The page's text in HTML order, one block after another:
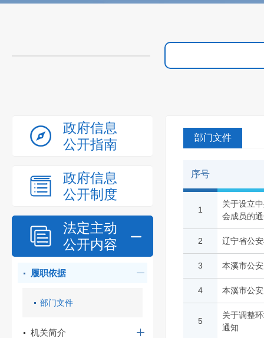
政府信息
公开指南
政府信息
公开制度
法定主动
公开内容
履职依据
部门文件
机关简介
部门文件
序号
1
关于设立
会成员的
2 辽宁省公
3 本溪市公
4 本溪市公
5
关于调整
通知